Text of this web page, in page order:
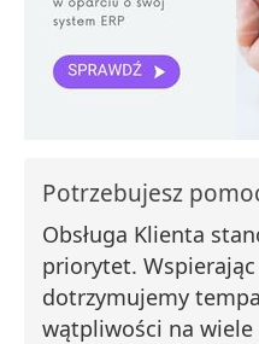
Potrzebujesz
Obsługa Klienta
priorytet.
dotrzymujemy
wątpliwości na wiele